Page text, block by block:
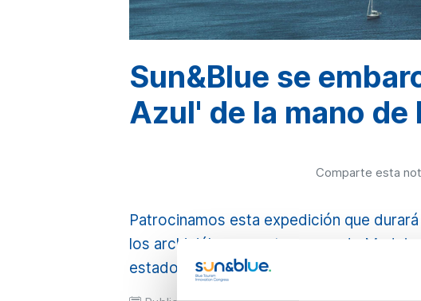
Sun&Blue se
Azul' de la mano de
Comparte esta
Patrocinamos esta expedición que
los archipiélagos portugueses de
estado de los ecosistemas marinos.